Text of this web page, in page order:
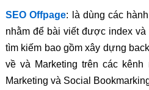
SEO Offpage: là dùng các
nhằm để bài viết được index
tìm kiếm bao gồm xây dựng
về và Marketing trên các
Marketing và Social